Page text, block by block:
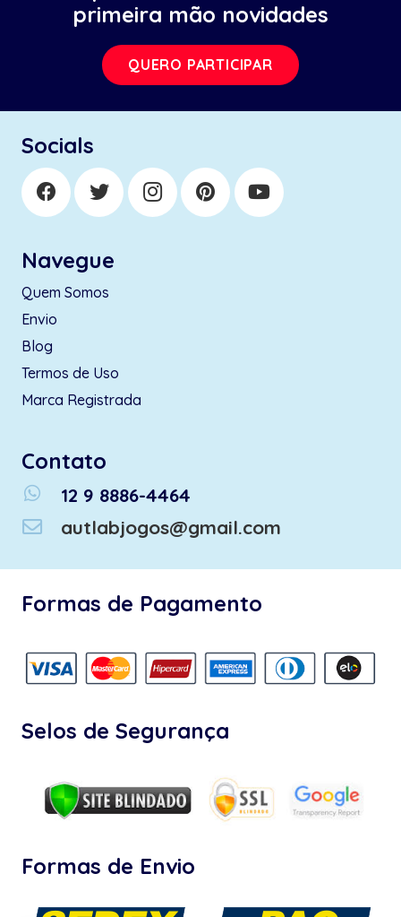
primeira mão novidades
QUERO PARTICIPAR
Socials
Navegue
Quem Somos
Envio
Blog
Termos de Uso
Marca Registrada
Contato
whatsapp
12 9 8886-4464
autlabjogos@gmail.com
Formas de Pagamento
Selos de Segurança
Formas de Envio